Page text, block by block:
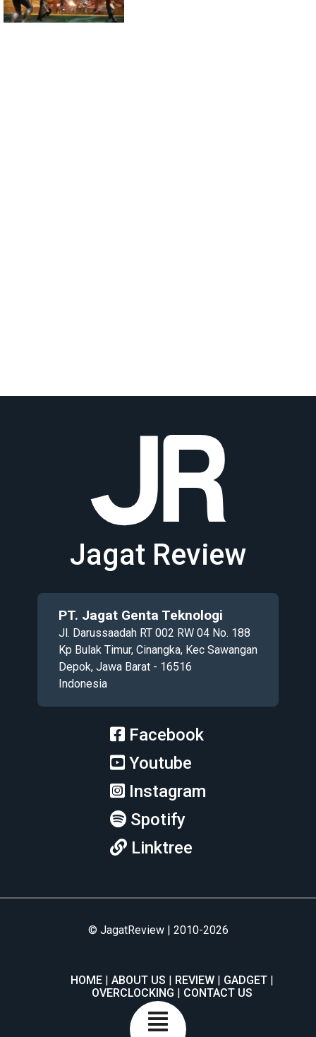
Jagat Review
PT. Jagat Genta Teknologi
Jl. Darussaadah RT 002 RW 04 No. 188
Kp Bulak Timur, Cinangka, Kec Sawangan
Depok, Jawa Barat - 16516
Indonesia
Facebook
Youtube
Instagram
Spotify
Linktree
© JagatReview | 2010-2026
HOME ABOUT US REVIEW
GADGET
OVERCLOCKING
CONTACT US